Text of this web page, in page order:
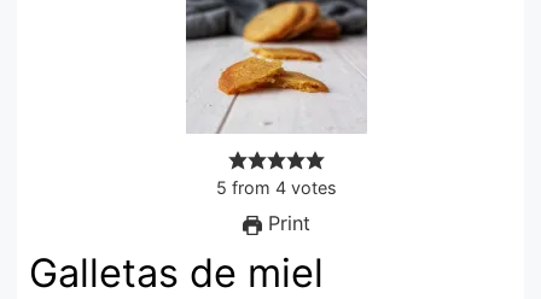
5 from 4 votes
Print
Galletas de miel